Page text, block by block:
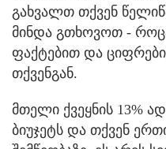
გახვალთ თქვენ
მინდა გთხოვოთ -
ფაქტებით და
თქვენგან.
მთელი ქვეყნის 13%
ბიუჯეტს და თქვენ